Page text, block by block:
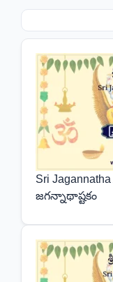
Sri Jagannatha
జగన్నాథాష్టకం